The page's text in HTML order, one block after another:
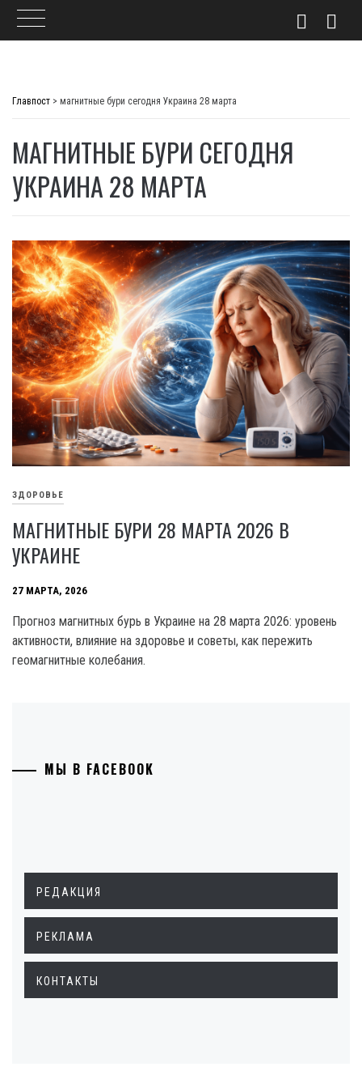
Главпост > магнитные бури сегодня Украина 28 марта
МАГНИТНЫЕ БУРИ СЕГОДНЯ
УКРАИНА 28 МАРТА
ЗДОРОВЬЕ
МАГНИТНЫЕ БУРИ 28 МАРТА 2026 В
УКРАИНЕ
27 МАРТА, 2026
Прогноз магнитных бурь в Украине на 28 марта 2026: уровень
активности, влияние на здоровье и советы, как пережить
геомагнитные колебания.
МЫ В FACEBOOK
РЕДАКЦИЯ
РЕКЛАМА
КОНТАКТЫ